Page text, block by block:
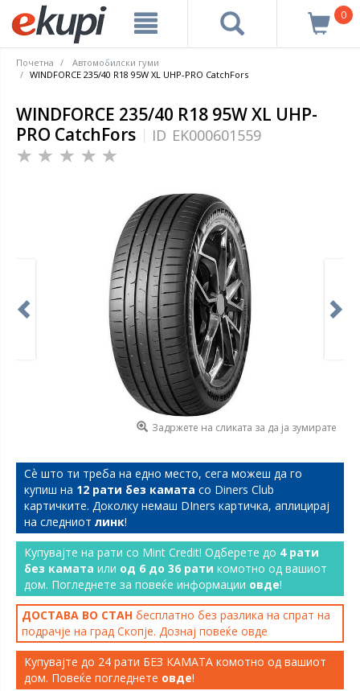
0
Почетна
Автомобилски гуми
WINDFORCE 235/40 R18 95W XL UHP-PRO CatchFors
WINDFORCE 235/40 R18 95W XL UHP-
PRO CatchFors
ID EK000601559
Задржете на сликата за да ја зумирате
Сѐ што ти треба на едно место, сега можеш да го
купиш на 12 рати без камата со Diners Club
картичките. Доколку немаш DIners картичка, аплицирај
на следниот линк!
Купувајте на рати со Mint Credit! Одберете до 4 рати
без камата или од 6 до 36 рати комотно од вашиот
дом. Погледнете за повеќе информации овде!
ДОСТАВА ВО СТАН бесплатно без разлика на спрат на
подрачје на град Скопје. Дознај повеќе овде
Купувајте до 24 рати БЕЗ КАМАТА комотно од вашиот
дом. Повеќе погледнете овде!